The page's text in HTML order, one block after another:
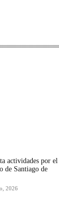
actividades por el
de Santiago de
2026